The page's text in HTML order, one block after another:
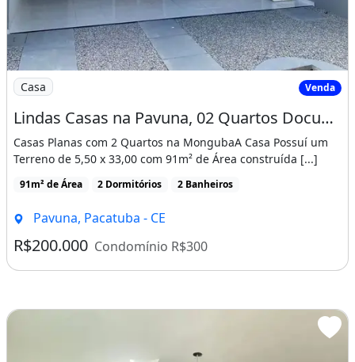
Imagem: Lindas Casas na Pavuna, 02 Quartos
Casa Venda
Lindas Casas na Pavuna, 02 Quartos Documentação Gratis! Cód. 13Kn3E
Casas Planas com 2 Quartos na MongubaA Casa Possuí um
Terreno de 5,50 x 33,00 com 91m² de Área construída [...]
91m² de Área 2 Dormitórios 2 Banheiros
Pavuna, Pacatuba - CE
R$200.000 Condomínio R$300